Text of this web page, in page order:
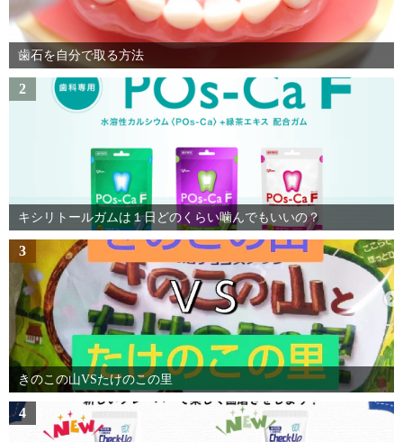
歯石を自分で取る方法
2
キシリトールガムは１日どのくらい噛んでもいいの？
3
きのこの山VSたけのこの里
4